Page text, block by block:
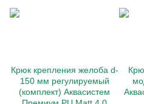
Крюк крепления желоба d-
150 мм регулируемый
(комплект) Аквасистем